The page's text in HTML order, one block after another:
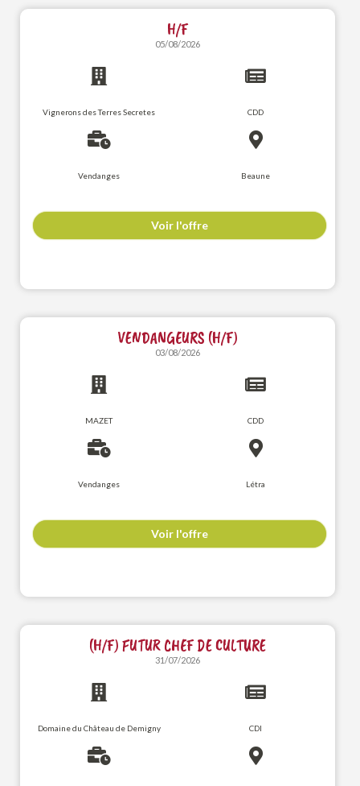
H/F
05/08/2026
Vignerons des Terres Secretes CDD
Vendanges Beaune
Voir l'offre
VENDANGEURS (H/F)
03/08/2026
MAZET CDD
Vendanges Létra
Voir l'offre
(H/F) FUTUR CHEF DE CULTURE
31/07/2026
Domaine du Château de Demigny CDI